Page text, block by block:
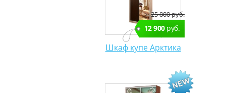
25 800 руб.
12 900руб.
Шкаф купе Арктика